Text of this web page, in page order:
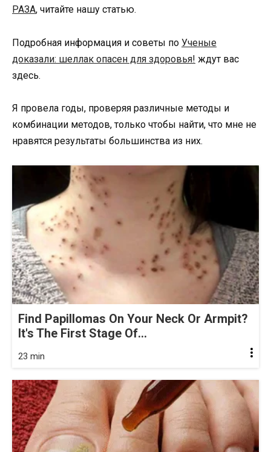
РАЗА, читайте нашу статью.
Подробная информация и советы по Ученые
доказали: шеллак опасен для здоровья! ждут вас
здесь.
Я провела годы, проверяя различные методы и
комбинации методов, только чтобы найти, что мне не
нравятся результаты большинства из них.
Find Papillomas On Your Neck Or Armpit?
It's The First Stage Of...
23 min